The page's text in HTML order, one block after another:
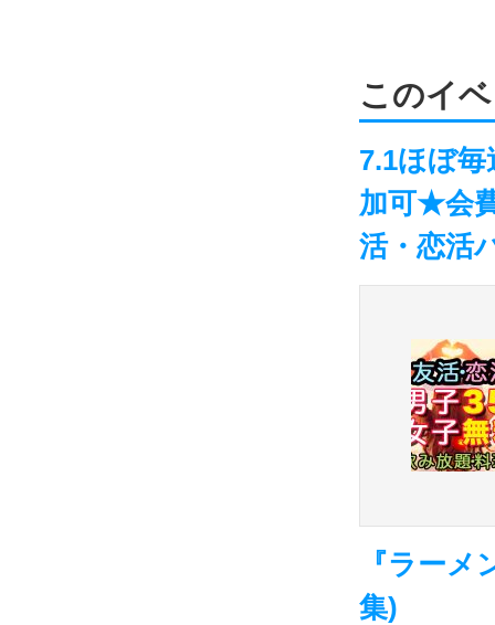
このイ
7.1ほぼ
加可★会
活・恋活
『ラー
集)